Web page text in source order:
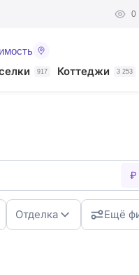
0
917 Коттеджи 3 253
₽
Отделка Ещё